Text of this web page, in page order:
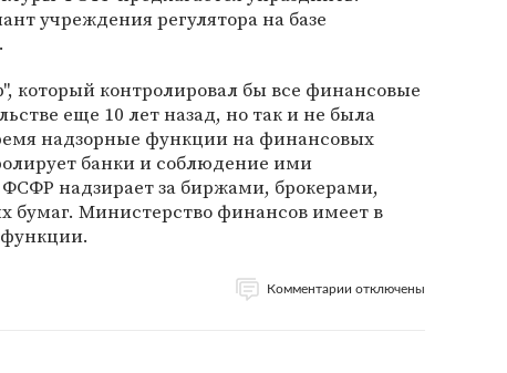
учреждения регулятора на базе
который контролировал бы все финансовые
еще 10 лет назад, но так и не была
надзорные функции на финансовых
банки и соблюдение ими
надзирает за биржами, брокерами,
Министерство финансов имеет в
функции.
Комментарии отключены